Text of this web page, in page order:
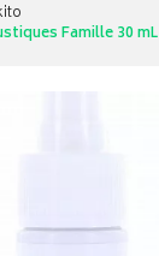
Famille 30 mL